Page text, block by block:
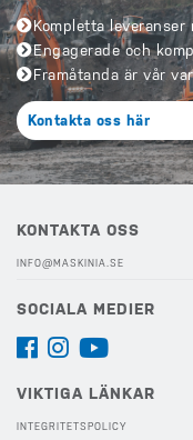
Kompletta
Engagerade och
Framåtanda är vår
Kontakta oss här
KONTAKTA OSS
INFO@MASKINIA.SE
SOCIALA MEDIER
VIKTIGA LÄNKAR
INTEGRITETSPOLICY